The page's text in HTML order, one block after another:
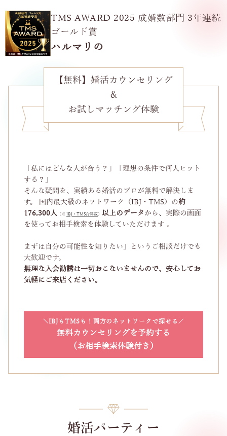
TMS AWARD 2025 成婚数部門 3年連続
ゴールド賞
ハルマリの
【無料】婚活カウンセリング
＆
お試しマッチング体験
「私にはどんな人が合う？」「理想の条件で何人ヒット
する？」
そんな疑問を、実績ある婚活のプロが無料で解決しま
す。 国内最大級のネットワーク（IBJ・TMS）の約
176,300人
（※ IBJ・TMS合算数） 以上のデータ から、実際の画面
を使ってお相手検索を体験していただけます 。
まずは自分の可能性を知りたい」というご相談だけでも
大歓迎です。
無理な入会勧誘は一切おこないませんので、安心してお
気軽にご来店ください。
IBJもTMSも！両方のネットワークで探せる
無料カウンセリングを予約する
（お相手検索体験付き）
婚活パーティー